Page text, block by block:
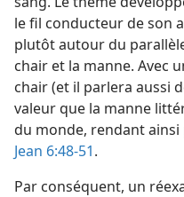
le fil conducteur de son
plutôt autour du
chair et la manne. Avec
chair (et il parlera aussi
valeur que la manne
du monde, rendant
Jean 6:48-51.
Par conséquent, un